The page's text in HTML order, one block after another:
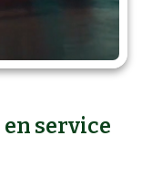
service